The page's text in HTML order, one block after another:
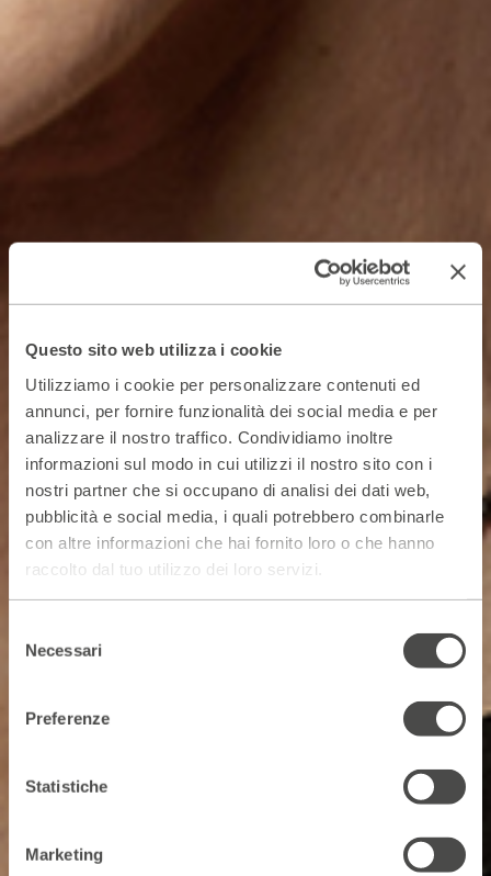
Questo sito web utilizza i cookie
Utilizziamo i cookie per personalizzare contenuti ed
annunci, per fornire funzionalità dei social media e per
analizzare il nostro traffico. Condividiamo inoltre
informazioni sul modo in cui utilizzi il nostro sito con i
nostri partner che si occupano di analisi dei dati web,
pubblicità e social media, i quali potrebbero combinarle
con altre informazioni che hai fornito loro o che hanno
raccolto dal tuo utilizzo dei loro servizi.
delNecessari
Preferenze
Statistiche
Marketing